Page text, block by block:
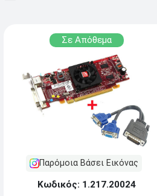
Σε Απόθεμα
Παρόμοια Βάσει Εικόνας
Κωδικός: 1.217.20024